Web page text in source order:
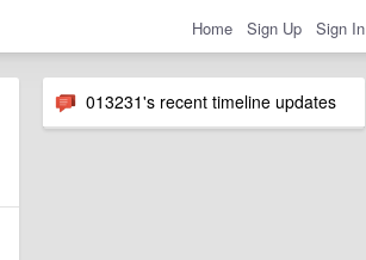
Home Sign Up Sign In
013231's recent timeline updates